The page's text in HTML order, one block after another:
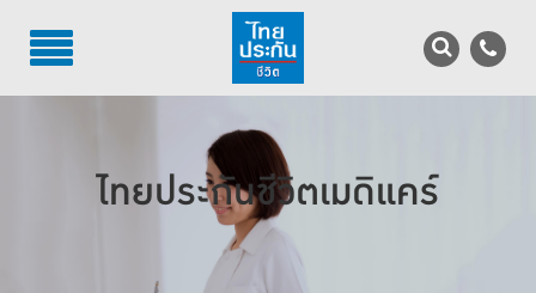
TH EN
บริการตัวแทนไทยประกันชีวิตเมดิแคร์